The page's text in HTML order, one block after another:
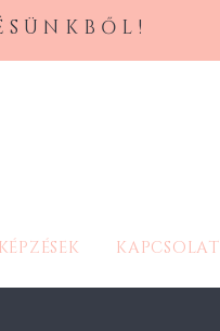
KÉPZÉSEK KAPCSOLAT